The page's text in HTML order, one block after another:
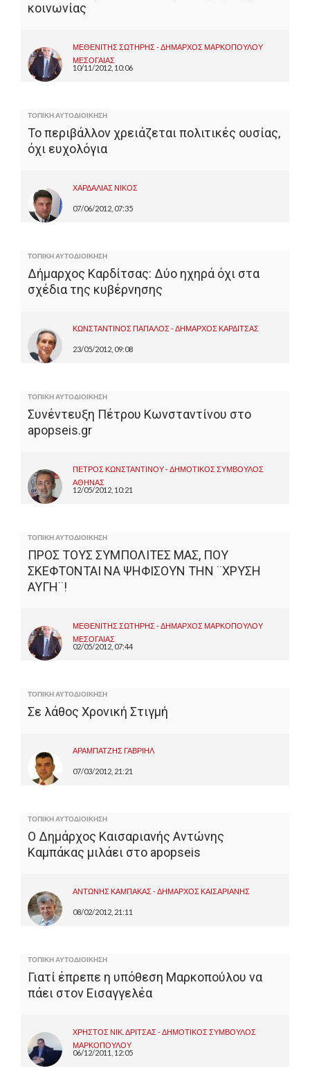
κοινωνίας
ΜΕΘΕΝΙΤΗΣ ΣΩΤΗΡΗΣ - ΔΗΜΑΡΧΟΣ ΜΑΡΚΟΠΟΥΛΟΥ
ΜΕΣΟΓΑΙΑΣ
10/11/2012, 10:06
ΤΟΠΙΚΗ ΑΥΤΟΔΙΟΙΚΗΣΗ
Το περιβάλλον χρειάζεται πολιτικές ουσίας,
όχι ευχολόγια
ΧΑΡΔΑΛΙΑΣ ΝΙΚΟΣ
07/06/2012, 07:35
ΤΟΠΙΚΗ ΑΥΤΟΔΙΟΙΚΗΣΗ
Δήμαρχος Καρδίτσας: Δύο ηχηρά όχι στα
σχέδια της κυβέρνησης
ΚΩΝΣΤΑΝΤΙΝΟΣ ΠΑΠΑΛΟΣ - ΔΗΜΑΡΧΟΣ ΚΑΡΔΙΤΣΑΣ
23/05/2012, 09:08
ΤΟΠΙΚΗ ΑΥΤΟΔΙΟΙΚΗΣΗ
Συνέντευξη Πέτρου Κωνσταντίνου στο
apopseis.gr
ΠΕΤΡΟΣ ΚΩΝΣΤΑΝΤΙΝΟΥ - ΔΗΜΟΤΙΚΟΣ ΣΥΜΒΟΥΛΟΣ
ΑΘΗΝΑΣ
12/05/2012, 10:21
ΤΟΠΙΚΗ ΑΥΤΟΔΙΟΙΚΗΣΗ
ΠΡΟΣ ΤΟΥΣ ΣΥΜΠΟΛΙΤΕΣ ΜΑΣ, ΠΟΥ
ΣΚΕΦΤΟΝΤΑΙ ΝΑ ΨΗΦΙΣΟΥΝ ΤΗΝ ¨ΧΡΥΣΗ
ΑΥΓΗ¨!
ΜΕΘΕΝΙΤΗΣ ΣΩΤΗΡΗΣ - ΔΗΜΑΡΧΟΣ ΜΑΡΚΟΠΟΥΛΟΥ
ΜΕΣΟΓΑΙΑΣ
02/05/2012, 07:44
ΤΟΠΙΚΗ ΑΥΤΟΔΙΟΙΚΗΣΗ
Σε λάθος Χρονική Στιγμή
ΑΡΑΜΠΑΤΖΗΣ ΓΑΒΡΙΗΛ
07/03/2012, 21:21
ΤΟΠΙΚΗ ΑΥΤΟΔΙΟΙΚΗΣΗ
Ο Δημάρχος Καισαριανής Αντώνης
Καμπάκας μιλάει στο apopseis
ΑΝΤΩΝΗΣ ΚΑΜΠΑΚΑΣ - ΔΗΜΑΡΧΟΣ ΚΑΙΣΑΡΙΑΝΗΣ
08/02/2012, 21:11
ΤΟΠΙΚΗ ΑΥΤΟΔΙΟΙΚΗΣΗ
Γιατί έπρεπε η υπόθεση Μαρκοπούλου να
πάει στον Εισαγγελέα
ΧΡΗΣΤΟΣ ΝΙΚ. ΔΡΙΤΣΑΣ - ΔΗΜΟΤΙΚΟΣ ΣΥΜΒΟΥΛΟΣ
ΜΑΡΚΟΠΟΥΛΟΥ
06/12/2011, 12:05